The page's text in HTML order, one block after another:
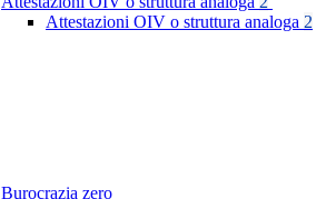
Attestazioni OIV o struttura analoga 2
Burocrazia zero